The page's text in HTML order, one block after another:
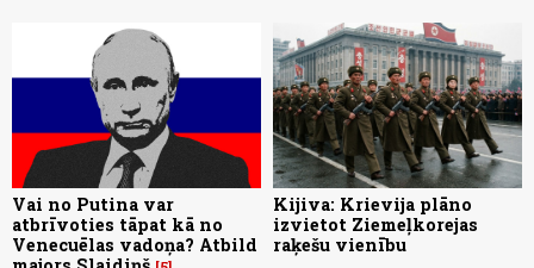
Vai no Putina var
atbrīvoties tāpat kā no
Venecuēlas vadoņa? Atbild
Kijiva: Krievija plāno
izvietot Ziemeļkorejas
raķešu vienību